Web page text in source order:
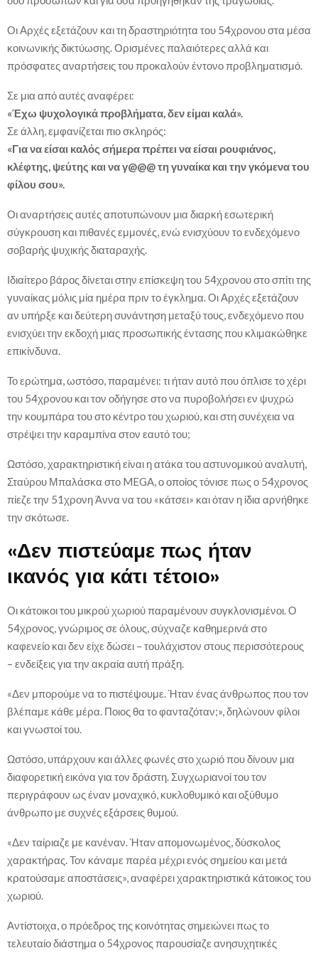
Οι Αρχές εξετάζουν και τη δραστηριότητα του 54χρονου στα μέσα
κοινωνικής δικτύωσης. Ορισμένες παλαιότερες αλλά και
πρόσφατες αναρτήσεις του προκαλούν έντονο προβληματισμό.
Σε μια από αυτές αναφέρει:
«Έχω ψυχολογικά προβλήματα, δεν είμαι καλά».
Σε άλλη, εμφανίζεται πιο σκληρός:
«Για να είσαι καλός σήμερα πρέπει να είσαι ρουφιάνος,
κλέφτης, ψεύτης και να γ@@@ τη γυναίκα και την γκόμενα του
φίλου σου».
Οι αναρτήσεις αυτές αποτυπώνουν μια διαρκή εσωτερική
σύγκρουση και πιθανές εμμονές, ενώ ενισχύουν το ενδεχόμενο
σοβαρής ψυχικής διαταραχής.
Ιδιαίτερο βάρος δίνεται στην επίσκεψη του 54χρονου στο σπίτι της
γυναίκας μόλις μία ημέρα πριν το έγκλημα. Οι Αρχές εξετάζουν
αν υπήρξε και δεύτερη συνάντηση μεταξύ τους, ενδεχόμενο που
ενισχύει την εκδοχή μιας προσωπικής έντασης που κλιμακώθηκε
επικίνδυνα.
Το ερώτημα, ωστόσο, παραμένει: τι ήταν αυτό που όπλισε το χέρι
του 54χρονου και τον οδήγησε στο να πυροβολήσει εν ψυχρώ
την κουμπάρα του στο κέντρο του χωριού, και στη συνέχεια να
στρέψει την καραμπίνα στον εαυτό του;
Ωστόσο, χαρακτηριστική είναι η ατάκα του αστυνομικού αναλυτή,
Σταύρου Μπαλάσκα στο MEGA, ο οποίος τόνισε πως ο 54χρονος
πίεζε την 51χρονη Άννα να του «κάτσει» και όταν η ίδια αρνήθηκε
την σκότωσε.
«Δεν πιστεύαμε πως ήταν
ικανός για κάτι τέτοιο»
Οι κάτοικοι του μικρού χωριού παραμένουν συγκλονισμένοι. Ο
54χρονος, γνώριμος σε όλους, σύχναζε καθημερινά στο
καφενείο και δεν είχε δώσει – τουλάχιστον στους περισσότερους
– ενδείξεις για την ακραία αυτή πράξη.
«Δεν μπορούμε να το πιστέψουμε. Ήταν ένας άνθρωπος που τον
βλέπαμε κάθε μέρα. Ποιος θα το φανταζόταν;», δηλώνουν φίλοι
και γνωστοί του.
Ωστόσο, υπάρχουν και άλλες φωνές στο χωριό που δίνουν μια
διαφορετική εικόνα για τον δράστη. Συγχωριανοί του τον
περιγράφουν ως έναν μοναχικό, κυκλοθυμικό και οξύθυμο
άνθρωπο με συχνές εξάρσεις θυμού.
«Δεν ταίριαζε με κανέναν. Ήταν απομονωμένος, δύσκολος
χαρακτήρας. Τον κάναμε παρέα μέχρι ενός σημείου και μετά
κρατούσαμε αποστάσεις», αναφέρει χαρακτηριστικά κάτοικος του
χωριού.
Αντίστοιχα, ο πρόεδρος της κοινότητας σημειώνει πως το
τελευταίο διάστημα ο 54χρονος παρουσίαζε ανησυχητικές